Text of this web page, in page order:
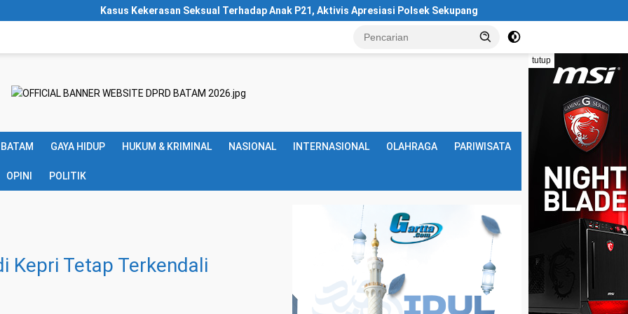
Kasus Kekerasan Seksual Terhadap Anak P21, Aktivis Apresiasi Polsek Sekupang Ratusan Pengemudi Online Datangi Polsek
tutup
GAYA HIDUP HUKUM & KRIMINAL NASIONAL INTERNASIONAL OLAHRAGA PARIWISATA
OPINI POLITIK
Kepri Tetap Terkendali